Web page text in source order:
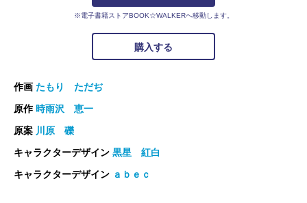
※電子書籍ストアBOOK☆WALKERへ移動します。
購入する
作画 たもり ただぢ
原作 時雨沢 恵一
原案 川原 礫
キャラクターデザイン 黒星 紅白
キャラクターデザイン ａｂｅｃ